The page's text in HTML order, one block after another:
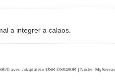
a integrer a calaos.
avec adaptateur USB DS9490R | Nodes